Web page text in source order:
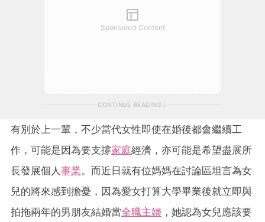
Sponsored Content
CONTINUE READING
有別於上一輩，不少當代女性即使在婚後都會繼續工
作，可能是因為要支撐家庭經濟，亦可能是希望盡展所
長發展個人 事業。而近日就有位媽媽在討論區坦言為女
兒的將來感到擔憂，因為愛女打算大學畢業後就立即與
拍拖兩年的男朋友結婚當全職主婦 ，她認為女兒應該要